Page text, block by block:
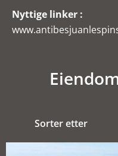
Nyttige linker :
Sorter etter